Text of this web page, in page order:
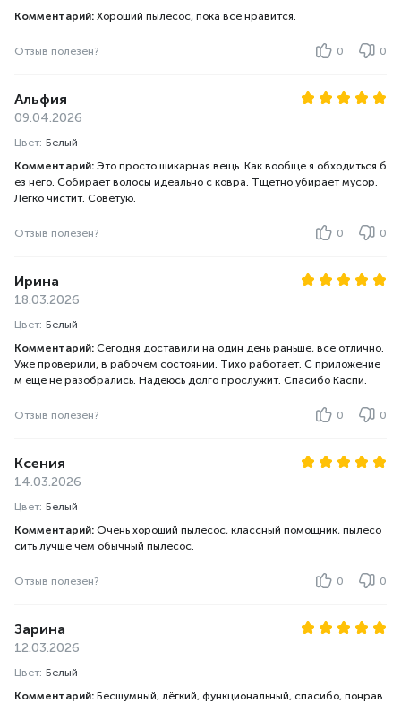
Комментарий: Хороший пылесос, пока все нравится.
Отзыв полезен? 0 0
Альфия
09.04.2026
Цвет: Белый
Комментарий: Это просто шикарная вещь. Как вообще я обходиться б
ез него. Собирает волосы идеально с ковра. Тщетно убирает мусор.
Легко чистит. Советую.
Отзыв полезен? 0 0
Ирина
18.03.2026
Цвет: Белый
Комментарий: Сегодня доставили на один день раньше, все отлично.
Уже проверили, в рабочем состоянии. Тихо работает. С приложение
м еще не разобрались. Надеюсь долго прослужит. Спасибо Каспи.
Отзыв полезен? 0 0
Ксения
14.03.2026
Цвет: Белый
Комментарий: Очень хороший пылесос, классный помощник, пылесо
сить лучше чем обычный пылесос.
Отзыв полезен? 0 0
Зарина
12.03.2026
Цвет: Белый
Комментарий: Бесшумный, лёгкий, функциональный, спасибо, понрав